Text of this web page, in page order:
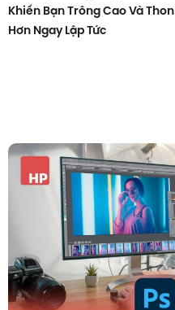
Khiến Bạn Trông Cao Và Thon
Hơn Ngay Lập Tức